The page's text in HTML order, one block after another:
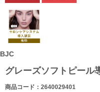
BJC
グレーズソフトピール
商品コード：2640029401